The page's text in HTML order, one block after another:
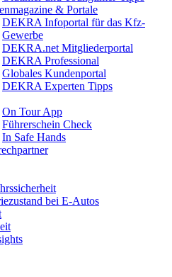
& Portale
DEKRA Infoportal für das Kfz-
Gewerbe
DEKRA.net Mitgliederportal
DEKRA Professional
Globales Kundenportal
DEKRA Experten Tipps
On Tour App
Führerschein Check
In Safe Hands
bei E-Autos